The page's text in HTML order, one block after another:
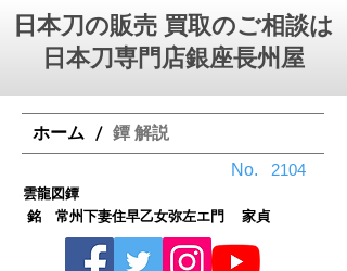
日本刀の販売 買取のご相談は
日本刀専門店銀座⻑州屋
ホーム / 鐔 解説
No.
銘 常州下妻住早乙女弥左エ門 家貞
雲龍図鐔
2104